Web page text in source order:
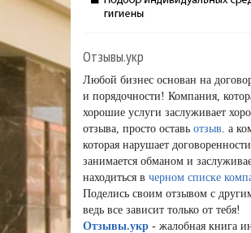
Отзывы.укр
Любой бизнес основан на
и порядочности! Компания,
хорошие услуги заслуживает
отзыва, просто оставь отзыв. а
которая нарушает
занимается обманом и
находиться в черном списке
Поделись своим отзывом с
ведь все зависит только от тебя!
Отзывы.укр - жалобная книга